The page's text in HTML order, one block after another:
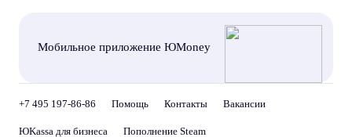
Мобильное приложение ЮMoney
+7 495 197-86-86 Помощь Контакты Вакансии
ЮKassa для бизнеса Пополнение Steam